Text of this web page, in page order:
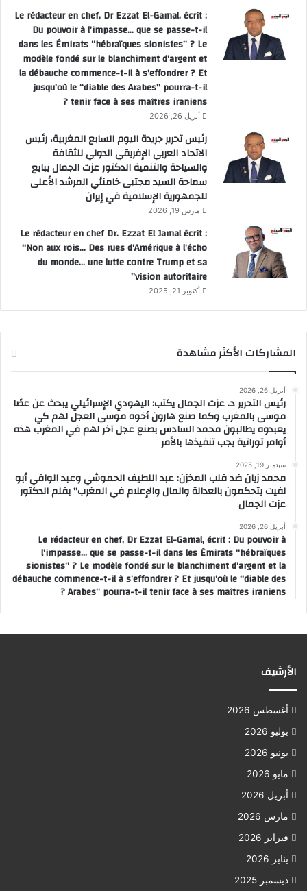
Le rédacteur en chef, Dr Ezzat El-Gamal, écrit :
Du pouvoir à l’impasse… que se passe-t-il
dans les Émirats “hébraïques sionistes” ? Le
modèle fondé sur le blanchiment d’argent et
la débauche commence-t-il à s’effondrer ? Et
jusqu’où le “diable des Arabes” pourra-t-il
tenir face à ses maîtres iraniens ?
أبريل 26, 2026
رئيس تحرير جريدة اليوم السابع المغربية، رئيس
الاتحاد العربي الإفريقي الدولي للثقافة
والسياحة والتنمية الدكتور عزت الجمال يبايع
سماحة السيد مجتبى خامنئي المرشد الأعلى
للجمهورية الإسلامية في إيران
مارس 19, 2026
Le rédacteur en chef Dr. Ezzat El Jamal écrit :
“Non aux rois… Des rues d’Amérique à l’écho
du monde… une lutte contre Trump et sa
vision autoritaire”
أكتوبر 21, 2025
المشاركات الأكثر مشاهدة
أبريل 26, 2026
رئيس التحرير د. عزت الجمال يكتب: اليهودي الإسرائيلي يبحث عن عصًا
موسى بالمغرب وكما صنع هارون أخوه موسى العجل لهم كي
يعبدوه يطالبون محمد السادس بصنع عجل آخر لهم في المغرب هذه
أوامر توراتية يجب تنفيذها بالأمر
سبتمبر 19, 2025
محمد زيان ضد قلب المخزن: عبد اللطيف الحموشي وعبد الوافي أبو
لفيت يتحكمون بالعدالة والمال والإعلام في المغرب” بقلم الدكتور
عزت الجمال
أبريل 26, 2026
Le rédacteur en chef, Dr Ezzat El-Gamal, écrit : Du pouvoir à
l’impasse… que se passe-t-il dans les Émirats “hébraïques
sionistes” ? Le modèle fondé sur le blanchiment d’argent et la
débauche commence-t-il à s’effondrer ? Et jusqu’où le “diable des
Arabes” pourra-t-il tenir face à ses maîtres iraniens ?
الأرشيف
أغسطس 2026
يوليو 2026
يونيو 2026
مايو 2026
أبريل 2026
مارس 2026
فبراير 2026
يناير 2026
ديسمبر 2025